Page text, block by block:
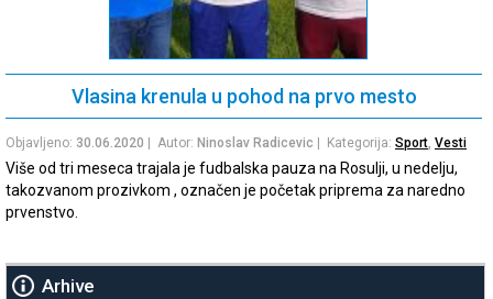
Vlasina krenula u pohod na prvo mesto
Objavljeno: 30.06.2020 | Autor: Ninoslav Radicevic | Kategorija: Sport, Vesti
Više od tri meseca trajala je fudbalska pauza na Rosulji, u nedelju,
takozvanom prozivkom , označen je početak priprema za naredno
prvenstvo.
Arhive